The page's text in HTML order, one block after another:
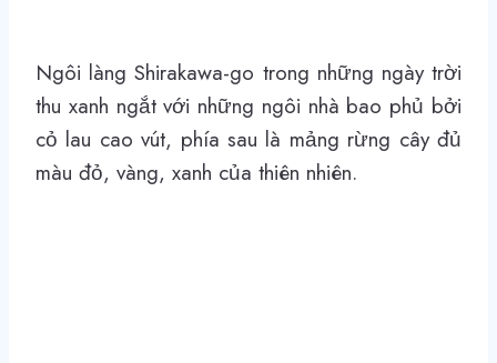
Ngôi làng Shirakawa-go trong những ngày trời
thu xanh ngắt với những ngôi nhà bao phủ bởi
cỏ lau cao vút, phía sau là mảng rừng cây đủ
màu đỏ, vàng, xanh của thiên nhiên.